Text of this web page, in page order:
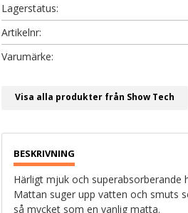
Lagerstatus
Artikelnr
Visa alla produkter från Show Tech
Härligt mjuk och
Mattan suger upp vatten och smuts
så mycket som en vanlig matta.